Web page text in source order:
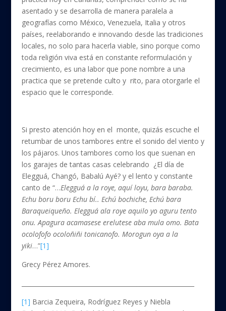
asentado y se desarrolla de manera paralela a
geografías como México, Venezuela, Italia y otros
países, reelaborando e innovando desde las tradiciones
locales, no solo para hacerla viable, sino porque como
toda religión viva está en constante reformulación y
crecimiento, es una labor que pone nombre a una
practica que se pretende culto y rito, para otorgarle el
espacio que le corresponde.
Si presto atención hoy en el monte, quizás escuche el
retumbar de unos tambores entre el sonido del viento y
los pájaros. Unos tambores como los que suenan en
los garajes de tantas casas celebrando ¿El día de
Elegguá, Changó, Babalú Ayé? y el lento y constante
canto de “…Elegguá a la roye, aquí loyu, bara baraba.
Echu boru boru Echu bí.. Echú bochiche, Echú bara
Baraqueiqueño. Elegguá ala roye aquilo yo aguru tento
onu. Apagura acamasese erelutese aba mula omo. Bata
ocolofofo ocoloñiñi tonicanofo. Morogun oya a la
yiki…”[1]
Grecy Pérez Amores.
[1] Barcia Zequeira, Rodríguez Reyes y Niebla